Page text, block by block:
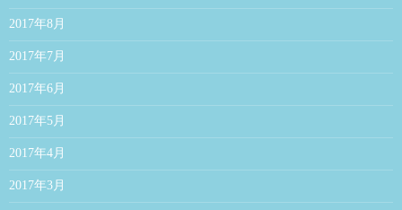
2017年8月
2017年7月
2017年6月
2017年5月
2017年4月
2017年3月